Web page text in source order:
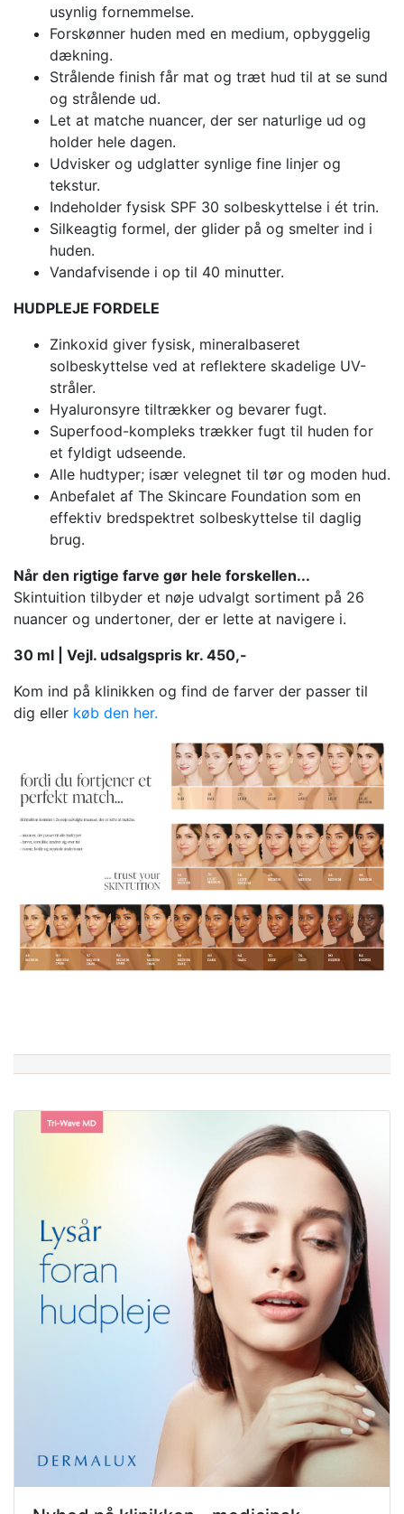
usynlig fornemmelse.
Forskønner huden med en medium, opbyggelig
dækning.
Strålende finish får mat og træt hud til at se sund
og strålende ud.
Let at matche nuancer, der ser naturlige ud og
holder hele dagen.
Udvisker og udglatter synlige fine linjer og
tekstur.
Indeholder fysisk SPF 30 solbeskyttelse i ét trin.
Silkeagtig formel, der glider på og smelter ind i
huden.
Vandafvisende i op til 40 minutter.
HUDPLEJE FORDELE
Zinkoxid giver fysisk, mineralbaseret
solbeskyttelse ved at reflektere skadelige UV-
stråler.
Hyaluronsyre tiltrækker og bevarer fugt.
Superfood-kompleks trækker fugt til huden for
et fyldigt udseende.
Alle hudtyper; især velegnet til tør og moden hud.
Anbefalet af The Skincare Foundation som en
effektiv bredspektret solbeskyttelse til daglig
brug.
Når den rigtige farve gør hele forskellen...
Skintuition tilbyder et nøje udvalgt sortiment på 26
nuancer og undertoner, der er lette at navigere i.
30 ml | Vejl. udsalgspris kr. 450,-
Kom ind på klinikken og find de farver der passer til
dig eller køb den her.